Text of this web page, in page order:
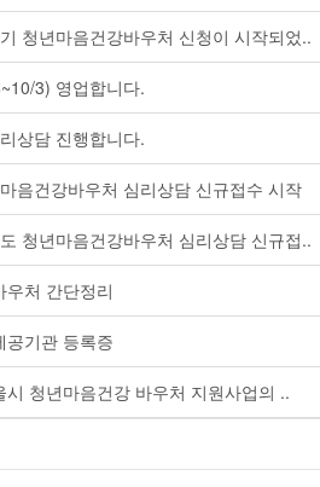
청년마음건강바우처 신청이 시작되었..
3) 영업합니다.
상담 진행합니다.
음건강바우처 심리상담 신규접수 시작
청년마음건강바우처 심리상담 신규접..
우처 간단정리
공기관 등록증
청년마음건강 바우처 지원사업의 ..